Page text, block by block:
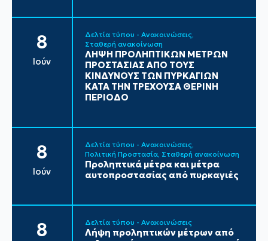
8
Ιούν
Δελτία τύπου - Ανακοινώσεις
Σταθερή ανακοίνωση
ΛΗΨΗ ΠΡΟΛΗΠΤΙΚΩΝ ΜΕΤΡΩΝ
ΠΡΟΣΤΑΣΙΑΣ ΑΠΟ ΤΟΥΣ
ΚΙΝΔΥΝΟΥΣ ΤΩΝ ΠΥΡΚΑΓΙΩΝ
ΚΑΤΑ ΤΗΝ ΤΡΕΧΟΥΣΑ ΘΕΡΙΝΗ
ΠΕΡΙΟΔΟ
8
Ιούν
Δελτία τύπου - Ανακοινώσεις
Πολιτική Προστασία Σταθερή ανακοίνωση
Προληπτικά μέτρα και μέτρα
αυτοπροστασίας από πυρκαγιές
8 Δελτία τύπου - Ανακοινώσεις
Λήψη προληπτικών μέτρων από